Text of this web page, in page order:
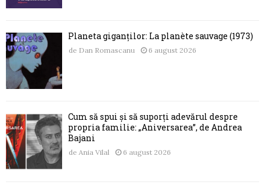
Planeta giganților: La planète sauvage (1973)
de Dan Romascanu 6 august 2026
Cum să spui și să suporți adevărul despre
propria familie: „Aniversarea”, de Andrea
Bajani
de Ania Vilal 6 august 2026